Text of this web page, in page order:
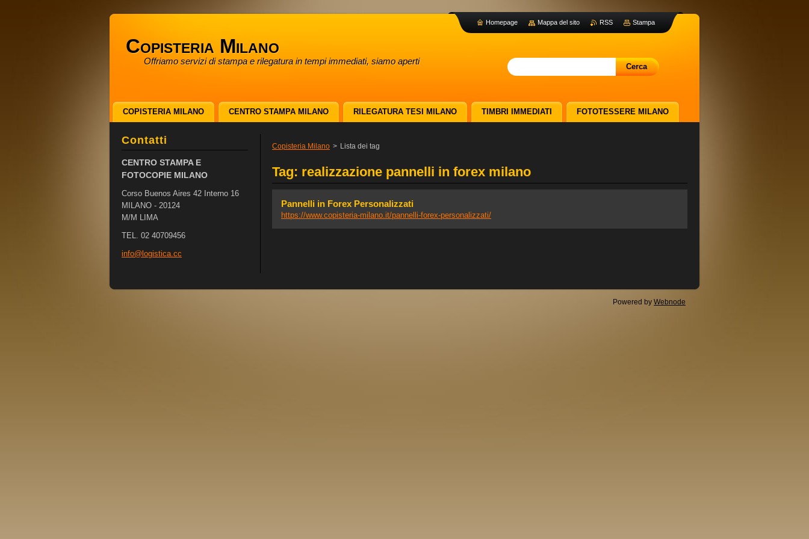
Copisteria Milano
Offriamo servizi di stampa e rilegatura in tempi immediati, siamo aperti
Copisteria Milano > Lista dei tag
Tag: realizzazione pannelli in forex milano
Pannelli in Forex Personalizzati
https://www.copisteria-milano.it/pannelli-forex-personalizzati/
Contatti
CENTRO STAMPA E
FOTOCOPIE MILANO
Corso Buenos Aires 42 Interno 16
MILANO - 20124
M/M LIMA
TEL. 02 40709456
info@logistica.cc
COPISTERIA MILANO CENTRO STAMPA MILANO RILEGATURA TESI MILANO TIMBRI IMMEDIATI FOTOTESSERE MILANO
Homepage Mappa del sito RSS Stampa
Powered by Webnode